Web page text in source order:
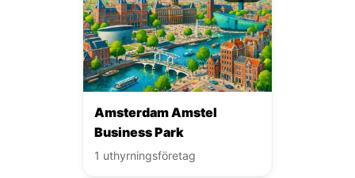
Amsterdam Amstel
Business Park
1 uthyrningsföretag